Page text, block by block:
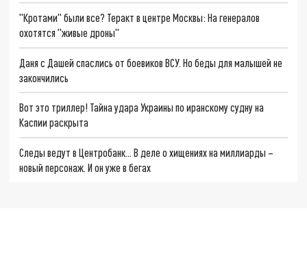
"Кротами" были все? Теракт в центре Москвы: На генералов
охотятся "живые дроны"
Даня с Дашей спаслись от боевиков ВСУ. Но беды для малышей не
закончились
Вот это триллер! Тайна удара Украины по иранскому судну на
Каспии раскрыта
Следы ведут в Центробанк… В деле о хищениях на миллиарды –
новый персонаж. И он уже в бегах